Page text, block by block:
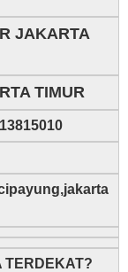
JAKARTA
TIMUR
TERDEKAT?